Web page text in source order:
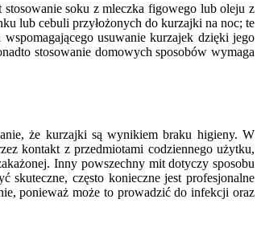
soku z mleczka figowego lub oleju z
lub cebuli przyłożonych do kurzajki na noc; te
usuwanie kurzajek dzięki jego
stosowanie domowych sposobów wymaga
że kurzajki są wynikiem braku higieny. W
kontakt z przedmiotami codziennego użytku,
Inny powszechny mit dotyczy sposobu
skuteczne, często konieczne jest profesjonalne
ponieważ może to prowadzić do infekcji oraz